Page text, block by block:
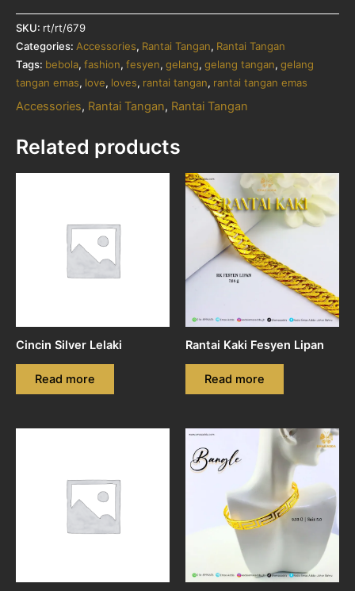
SKU: rt/rt/679
Categories: Accessories, Rantai Tangan, Rantai Tangan
Tags: bebola, fashion, fesyen, gelang, gelang tangan, gelang
tangan emas, love, loves, rantai tangan, rantai tangan emas
Accessories, Rantai Tangan, Rantai Tangan
Related products
Cincin Silver Lelaki
Read more
Rantai Kaki Fesyen Lipan
Read more